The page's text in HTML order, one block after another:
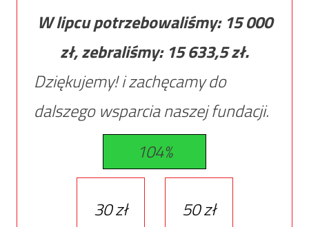
W lipcu potrzebowaliśmy: 15 000
zł, zebraliśmy: 15 633,5zł.
Dziękujemy! i zachęcamy do
dalszego wsparcia naszej fundacji.
104%
30 zł 50 zł